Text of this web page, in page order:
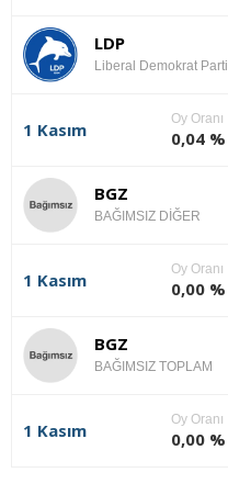
LDP
Liberal Demokrat Parti
1 Kasım
Oy Oranı
0,04 %
BGZ
BAĞIMSIZ DİĞER
1 Kasım
Oy Oranı
0,00 %
BGZ
BAĞIMSIZ TOPLAM
1 Kasım
Oy Oranı
0,00 %